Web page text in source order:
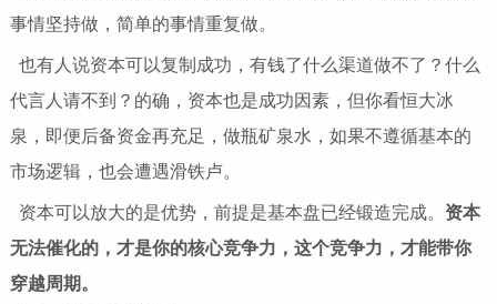
事情坚持做，简单的事情重复做。
也有人说资本可以复制成功，有钱了什么渠道做不了？什么
代言人请不到？的确，资本也是成功因素，但你看恒大冰
泉，即便后备资金再充足，做瓶矿泉水，如果不遵循基本的
市场逻辑，也会遭遇滑铁卢。
资本可以放大的是优势，前提是基本盘已经锻造完成。 资本
无法催化的，才是你的核心竞争力，这个竞争力，才能带你
穿越周期。